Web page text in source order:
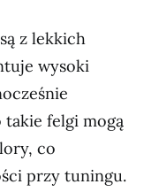
z lekkich
wysoki
takie felgi mogą
co
przy tuningu.